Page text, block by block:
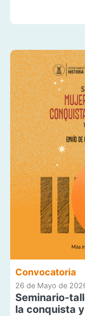
Convocatoria
26 de Mayo de
Seminario-
la conquista